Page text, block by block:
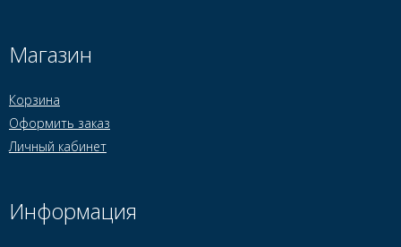
Магазин
Корзина
Оформить заказ
Личный кабинет
Информация